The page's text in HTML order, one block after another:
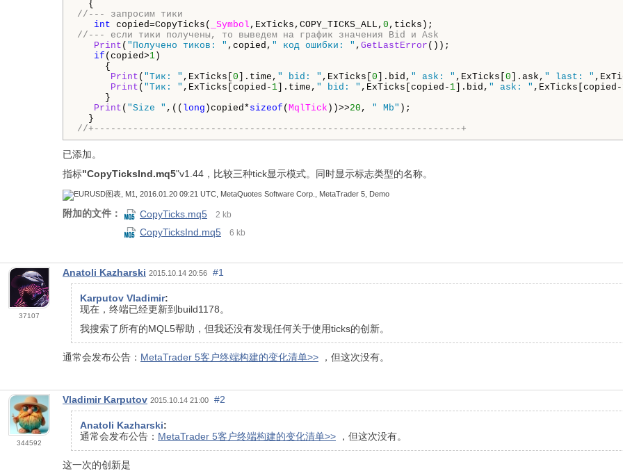
//--- запросим тики
int copied=CopyTicks( _Symbol ,ExTicks,COPY_TICKS_ALL, 0
//--- если тики получены, то выведем на график значения Bid и Ask
Print ( "Получено тиков: " ,copied, " код ошибки: " , GetLastError ());
if (copied>1 )
{
Print ( "Тик: " ,ExTicks[ 0 ].time, " bid: " ,ExTicks[ 0 ].bid, " ask: " ,ExTicks[ 0 ].ask, " last: "
Print ( "Тик: " ,ExTicks[copied- 1 ].time, " bid: " ,ExTicks[copied- 1 ].bid, " ask: " ,ExTicks[copied-
}
Print ( "Size " ,(( long )copied* sizeof ( MqlTick ))>>20 , " Mb" );
//+------------------------------------------------------------------+
已添加。
指标"CopyTicksInd.mq5"v1.44，比较三种tick显示模式。同时显示标志类型的名称。
附加的文件： CopyTicks.mq5 2 kb
CopyTicksInd.mq5 6 kb
37107
Anatoli Kazharski 2015.10.14 20:56 #1
Karputov Vladimir:
现在，终端已经更新到build1178。
我搜索了所有的MQL5帮助，但我还没有发现任何关于使用ticks的创新。
通常会发布公告： MetaTrader 5客户终端构建的变化清单>> ，但这次没有。
344592
Vladimir Karputov 2015.10.14 21:00 #2
Anatoli Kazharski:
通常会发布公告： MetaTrader 5客户终端构建的变化清单>> ，但这次没有。
这一次的创新是